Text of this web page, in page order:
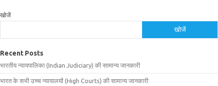
खोजें
खोजें
Recent Posts
भारतीय न्यायपालिका (Indian Judiciary) की सामान्य जानकारी
भारत के सभी उच्च न्यायालयों (High Courts) की सामान्य जानकारी